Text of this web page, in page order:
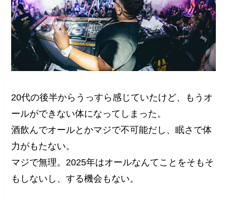
20代の後半からうっすら感じていたけど、もうオ
ールができない体になってしまった。
酒飲んでオールとかマジで不可能だし、眠さで体
力がもたない。
マジで無理。2025年はオールなんてことをそもそ
もしないし、する機会もない。